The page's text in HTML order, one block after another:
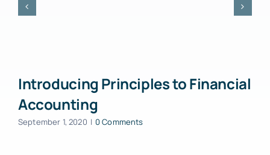
Introducing Principles to Financial
Accounting
September 1, 2020 | 0 Comments